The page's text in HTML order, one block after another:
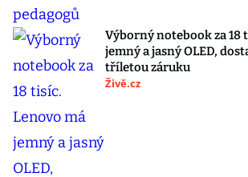
Výborný notebook za 18
jemný a jasný OLED,
tříletou záruku
Živě.cz